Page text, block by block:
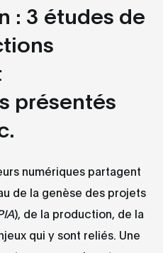
: 3 études de
présentés
numériques partagent
de la genèse des projets
), de la production, de la
qui y sont reliés. Une